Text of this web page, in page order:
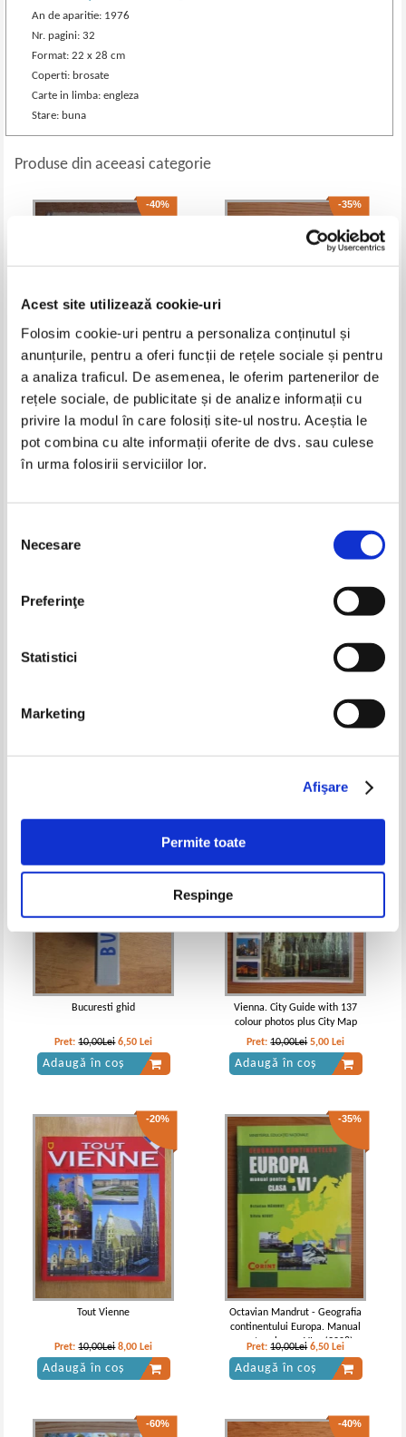
Acest site utilizează cookie-uri
Folosim cookie-uri pentru a personaliza conținutul și
anunțurile, pentru a oferi funcții de rețele sociale și pentru
a analiza traficul. De asemenea, le oferim partenerilor de
rețele sociale, de publicitate și de analize informații cu
privire la modul în care folosiți site-ul nostru. Aceștia le
pot combina cu alte informații oferite de dvs. sau culese
în urma folosirii serviciilor lor.
consimțământului
Necesare
Preferinţe
Statistici
Marketing
Afişare
Permite toate
Respinge
An de aparitie: 1976
Nr. pagini: 32
Format: 22 x 28 cm
Coperti: brosate
Carte in limba: engleza
Stare: buna
Produse din aceeasi categorie
-40%
Fritz Rudolph - Tigrii din
Himalaya
-35%
I. Berciu - Alba Iulia
legende in nordul Olteniei
Adaugă în coș
Ion Letea - Geografia Americii
de Nord si Centrale
Adaugă în coș
Bucuresti ghid
Pret:10,00Lei 6,50 Lei
Adaugă în coș
Vienna. City Guide with 137
colour photos plus City Map
Pret:10,00Lei 5,00 Lei
Adaugă în coș
-20%
Tout Vienne
Pret:10,00Lei 8,00 Lei
Adaugă în coș
-35%
Octavian Mandrut - Geografia
continentului Europa. Manual
pentru clasa a VI-a (2008)
Pret:10,00Lei 6,50 Lei
Adaugă în coș
-60% -40%